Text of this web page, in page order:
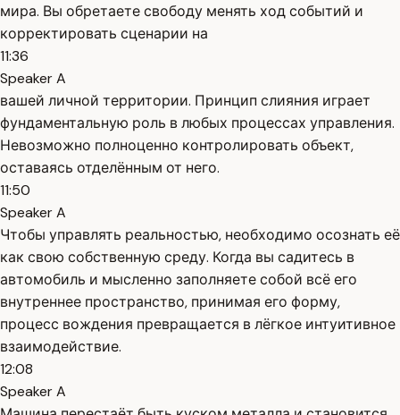
мира. Вы обретаете свободу менять ход событий и
корректировать сценарии на
11:36
Speaker A
вашей личной территории. Принцип слияния играет
фундаментальную роль в любых процессах управления.
Невозможно полноценно контролировать объект,
оставаясь отделённым от него.
11:50
Speaker A
Чтобы управлять реальностью, необходимо осознать её
как свою собственную среду. Когда вы садитесь в
автомобиль и мысленно заполняете собой всё его
внутреннее пространство, принимая его форму,
процесс вождения превращается в лёгкое интуитивное
взаимодействие.
12:08
Speaker A